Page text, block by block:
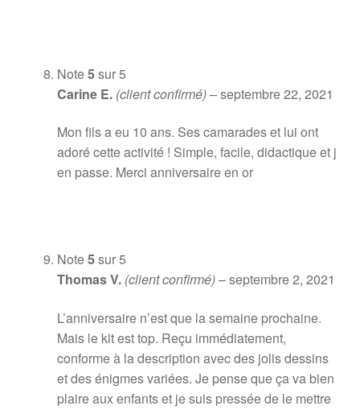
Note5sur 5
Carine E. (client confirmé)–septembre 22, 2021
Mon fils a eu 10 ans. Ses camarades et lui ont
adoré cette activité ! Simple, facile, didactique et j
en passe. Merci anniversaire en or
Note5sur 5
Thomas V. (client confirmé)–septembre 2, 2021
L’anniversaire n’est que la semaine prochaine.
Mais le kit est top. Reçu immédiatement,
conforme à la description avec des jolis dessins
et des énigmes variées. Je pense que ça va bien
plaire aux enfants et je suis pressée de le mettre